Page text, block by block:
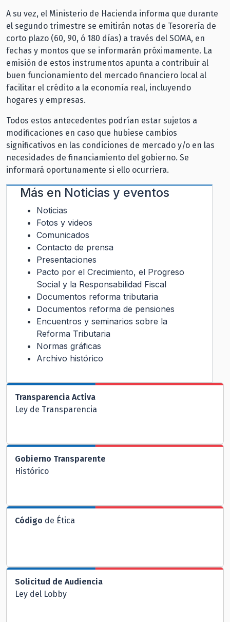
A su vez, el Ministerio de Hacienda informa que durante
el segundo trimestre se emitirán notas de Tesorería de
corto plazo (60, 90, ó 180 días) a través del SOMA, en
fechas y montos que se informarán próximamente. La
emisión de estos instrumentos apunta a contribuir al
buen funcionamiento del mercado financiero local al
facilitar el crédito a la economía real, incluyendo
hogares y empresas.
Todos estos antecedentes podrían estar sujetos a
modificaciones en caso que hubiese cambios
significativos en las condiciones de mercado y/o en las
necesidades de financiamiento del gobierno. Se
informará oportunamente si ello ocurriera.
Más en Noticias y eventos
Noticias
Fotos y videos
Comunicados
Contacto de prensa
Presentaciones
Pacto por el Crecimiento, el Progreso
Social y la Responsabilidad Fiscal
Documentos reforma tributaria
Documentos reforma de pensiones
Encuentros y seminarios sobre la
Reforma Tributaria
Normas gráficas
Archivo histórico
Transparencia Activa
Ley de Transparencia
Gobierno Transparente
Histórico
Código de Ética
Solicitud de Audiencia
Ley del Lobby